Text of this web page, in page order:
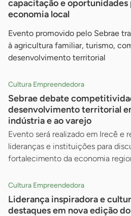
capacitação e oportunidades
economia local
Evento promovido pelo Sebrae
à agricultura familiar, turismo,
desenvolvimento territorial
Cultura Empreendedora
Sebrae debate
desenvolvimento territorial
indústria e ao varejo
Evento será realizado em Irecê e
lideranças e instituições para
fortalecimento da economia
Cultura Empreendedora
Liderança inspiradora e
destaques em nova edição